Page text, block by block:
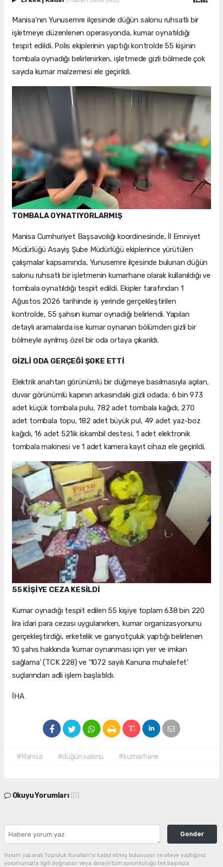
Manisa'nın Yunusemre ilçesinde düğün salonu ruhsatlı bir
işletmeye düzenlenen operasyonda, kumar oynatıldığı
tespit edildi. Polis ekiplerinin yaptığı kontrolde 55 kişinin
tombala oynadığı belirlenirken, işletmede gizli bölmede çok
sayıda kumar malzemesi ele geçirildi.
TOMBALA OYNATIYORLARMIŞ
Manisa Cumhuriyet Başsavcılığı koordinesinde, İl Emniyet
Müdürlüğü Asayiş Şube Müdürlüğü ekiplerince yürütülen
çalışmalar kapsamında, Yunusemre ilçesinde bulunan düğün
salonu ruhsatlı bir işletmenin kumarhane olarak kullanıldığı ve
tombala oynatıldığı tespit edildi. Ekipler tarafından 1
Ağustos 2026 tarihinde iş yerinde gerçekleştirilen
kontrolde, 55 şahsın kumar oynadığı belirlendi. Yapılan
detaylı aramalarda ise kumar oynanan bölümden gizli bir
bölmeyle ayrılmış özel bir oda ortaya çıkarıldı.
GİZLİ ODA GERÇEĞİ ŞOKE ETTİ
Elektrik anahtarı görünümlü bir düğmeye basılmasıyla açılan,
duvar görünümlü kapının arkasındaki gizli odada; 6 bin 973
adet küçük tombala pulu, 782 adet tombala kağıdı, 270
adet tombala topu, 182 adet büyük pul, 49 adet yaz-boz
kağıdı, 16 adet 52'lik iskambil destesi, 1 adet elektronik
tombala makinesi ve 1 adet kamera kayıt cihazı ele geçirildi.
55 KİŞİYE CEZA KESİLDİ
Kumar oynadığı tespit edilen 55 kişiye toplam 638 bin 220
lira idari para cezası uygulanırken, kumar organizasyonunu
gerçekleştirdiği, erketelik ve ganyotçuluk yaptığı belirlenen
10 şahıs hakkında 'kumar oynanması için yer ve imkan
sağlama' (TCK 228) ve '1072 sayılı Kanuna muhalefet'
suçlarından adli işlem başlatıldı.
İHA
#Manisa #düğün salonu #kumarhane
Okuyu Yorumları (0)
Gonder
Yorum yazarak Topluluk Kuralları’nı kabul etmiş bulunuyor ve siteye yaptığınız
yorumunuzla ilgili doğrudan veya dolaylı tüm sorumluluğu tek başınıza